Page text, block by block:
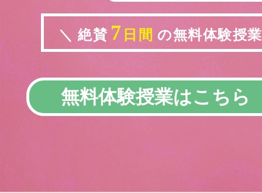
＼ 絶賛 7 日間 の無料体験授
無料体験授業はこちら